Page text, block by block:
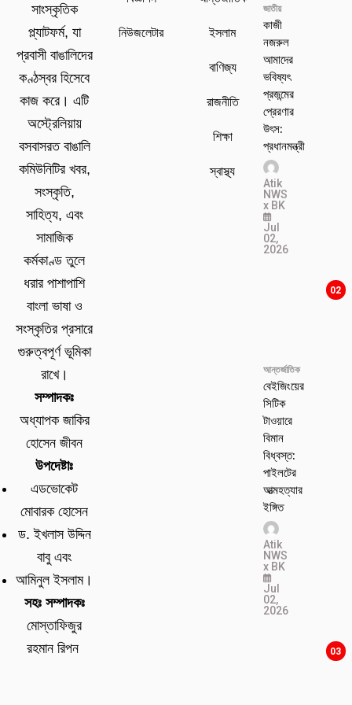
সাংস্কৃতিক
প্ল্যাটফর্ম, যা
প্রবাসী বাঙালিদের
কণ্ঠস্বর হিসেবে
কাজ করে। এটি
অস্ট্রেলিয়ায়
বসবাসরত বাঙালি
কমিউনিটির খবর,
সংস্কৃতি,
সাহিত্য, এবং
সামাজিক
কর্মকাণ্ড তুলে
ধরার পাশাপাশি
বাংলা ভাষা ও
সংস্কৃতির প্রসারে
গুরুত্বপূর্ণ ভূমিকা
রাখে।
সম্পাদকঃ
অধ্যাপক জাকির
হোসেন জীবন
উপদেষ্টাঃ
এডভোকেট
মোবারক হোসেন
ড. ইখলাস উদ্দিন
বাবু এবং
আমিনুল ইসলাম।
সহঃ সম্পাদকঃ
মোস্তাফিজুর
রহমান রিপন
নিউজলেটার ইসলাম
বাণিজ্য
রাজনীতি
শিক্ষা
স্বাস্থ্য
জাতীয়
কাজী
নজরুল
আমাদের
ভবিষ্যৎ
প্রজন্মের
প্রেরণার
উৎস:
প্রধানমন্ত্রী
Atik
NWS
x BK
Jul
02,
2026
02
আন্তর্জাতিক
বেইজিংয়ের
সিটিক
টাওয়ারে
বিমান
বিধ্বস্ত:
পাইলটের
আত্মহত্যার
ইঙ্গিত
Atik
NWS
x BK
Jul
02,
2026
03